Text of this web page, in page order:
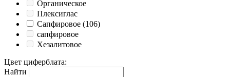
Органическое
Плексиглас
Сапфировое (106)
сапфировое
Хезалитовое
Цвет циферблата:
Найти